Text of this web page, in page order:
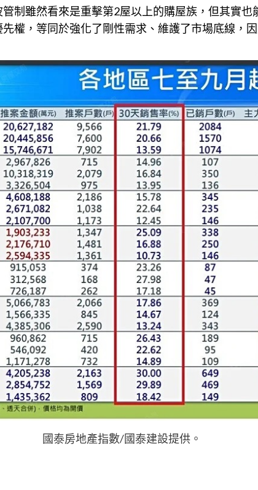
制雖然看來是重擊第2屋以上的購屋族，但其實也
先權，等同於強化了剛性需求、維護了市場底線，
國泰房地產指數/國泰建設提供。